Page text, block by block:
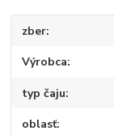
zber
Výrobca
typ čaju
oblasť